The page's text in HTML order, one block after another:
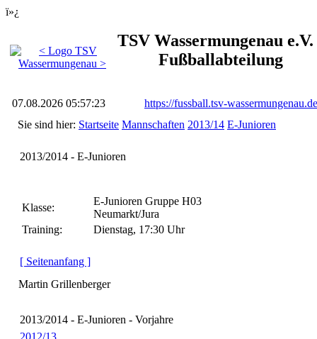
ï»¿
TSV Wassermungenau e.V.
Fußballabteilung
07.08.2026 05:57:23
https://fussball.tsv-wassermungenau.de
Sie sind hier: Startseite Mannschaften 2013/14 E-Junioren
2013/2014 - E-Junioren
Klasse:
E-Junioren Gruppe H03
Neumarkt/Jura
Training:
Dienstag, 17:30 Uhr
[ Seitenanfang ]
Martin Grillenberger
2013/2014 - E-Junioren - Vorjahre
2012/13